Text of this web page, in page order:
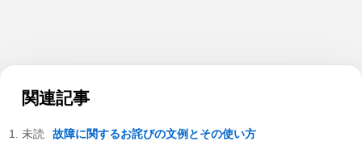
関連記事
故障に関するお詫びの文例とその使い方